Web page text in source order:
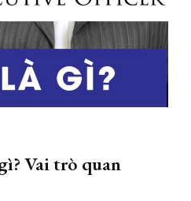
Vai trò quan